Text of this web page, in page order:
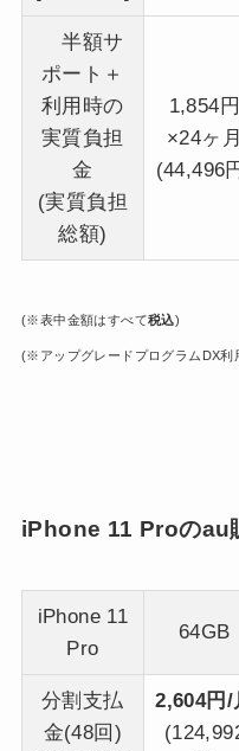
半額サ
ポート＋
利用時の
実質負担
金
(実質負担
総額)
1,854円
×24ヶ月
(44,496
(※表中金額はすべて税込)
(※アップグレードプログラムDX利
iPhone 11 Proのau
iPhone 11
Pro
64GB
分割支払
金(48回)
2,604円/